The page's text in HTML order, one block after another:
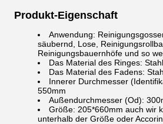
Produkt-Eigenschaft
Anwendung:
säubernd, Lose,
Reinigungsbauernhöfe und so
Das Material des Ringes:
Das Material des Fadens:
Innerer Durchmesser
550mm
Außendurchmesser (Od):
Größe: 205*660mm auch wir
unterhalb der Größe oder